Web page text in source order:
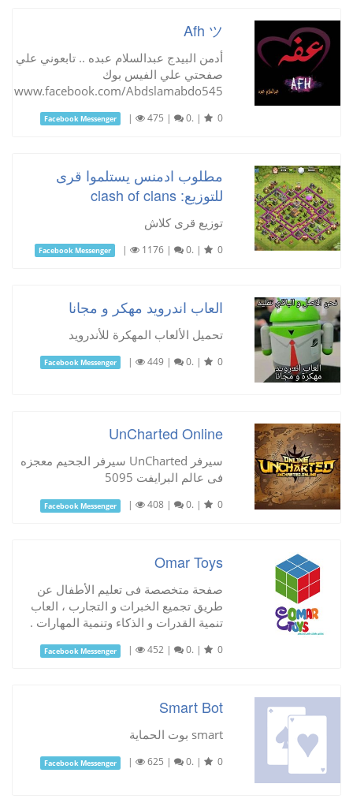
Afh ツ
أدمن البيدج عبدالسلام عبده .. تابعوني علي
صفحتي علي الفيس بوك
www.facebook.com/Abdslamabdo545
Facebook Messenger | 475 | 0. | 0
مطلوب ادمنس يستلموا قرى
للتوزيع: clash of clans
توزيع قرى كلاش
Facebook Messenger | 1176 | 0. | 0
العاب اندرويد مهكر و مجانا
تحميل الألعاب المهكرة للأندرويد
Facebook Messenger | 449 | 0. | 0
UnCharted Online
سيرفر UnCharted سيرفر الجحيم معجزه
فى عالم البرايفت 5095
Facebook Messenger | 408 | 0. | 0
Omar Toys
صفحة متخصصة فى تعليم الأطفال عن
طريق تجميع الخبرات و التجارب ، العاب
تنمية القدرات و الذكاء وتنمية المهارات .
Facebook Messenger | 452 | 0. | 0
Smart Bot
smart بوت الحماية
Facebook Messenger | 625 | 0. | 0